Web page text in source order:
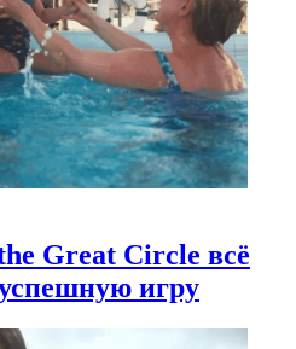
Great Circle всё
игру